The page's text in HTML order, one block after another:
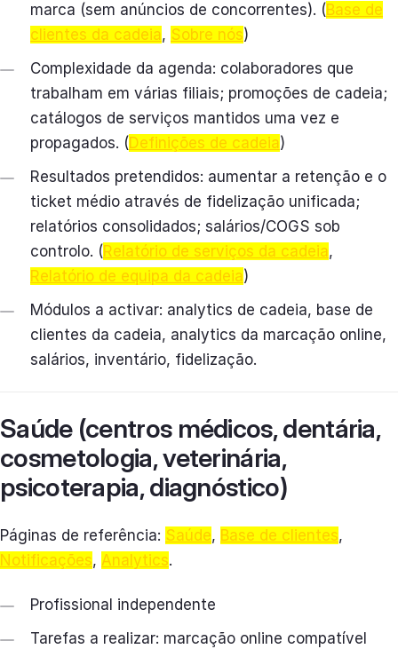
marca (sem anúncios de concorrentes). (Base de
clientes da cadeia, Sobre nós)
Complexidade da agenda: colaboradores que
trabalham em várias filiais; promoções de cadeia;
catálogos de serviços mantidos uma vez e
propagados. (Definições de cadeia)
Resultados pretendidos: aumentar a retenção e o
ticket médio através de fidelização unificada;
relatórios consolidados; salários/COGS sob
controlo. (Relatório de serviços da cadeia,
Relatório de equipa da cadeia)
Módulos a activar: analytics de cadeia, base de
clientes da cadeia, analytics da marcação online,
salários, inventário, fidelização.
Saúde (centros médicos, dentária,
cosmetologia, veterinária,
psicoterapia, diagnóstico)
Páginas de referência: Saúde, Base de clientes,
Notificações, Analytics.
Profissional independente
Tarefas a realizar: marcação online compatível